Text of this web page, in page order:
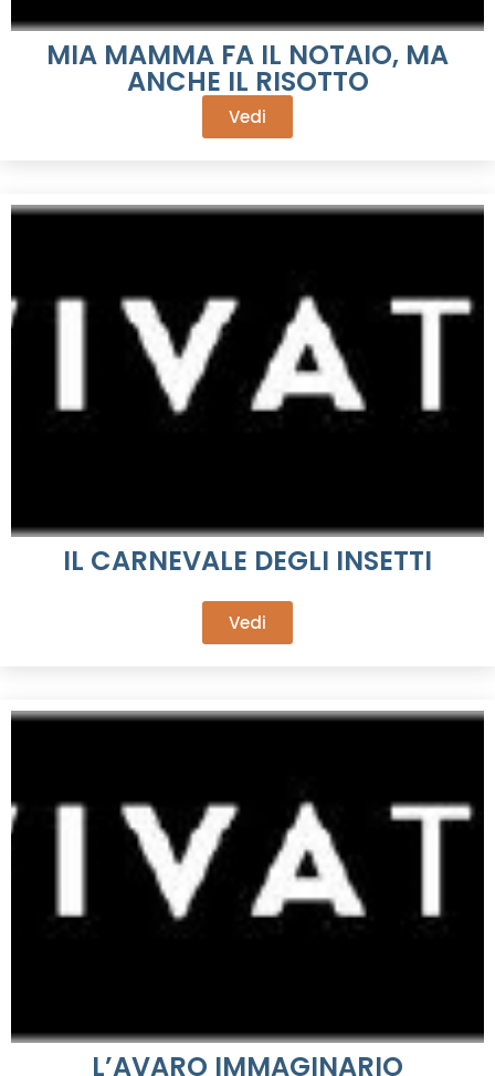
MIA MAMMA FA IL NOTAIO, MA
ANCHE IL RISOTTO
Vedi
IL CARNEVALE DEGLI INSETTI
Vedi
L’AVARO IMMAGINARIO